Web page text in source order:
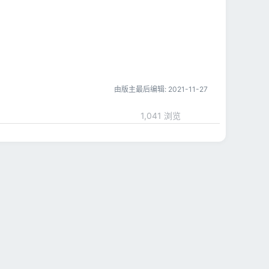
由版主最后编辑: 2021-11-27
1,041 浏览